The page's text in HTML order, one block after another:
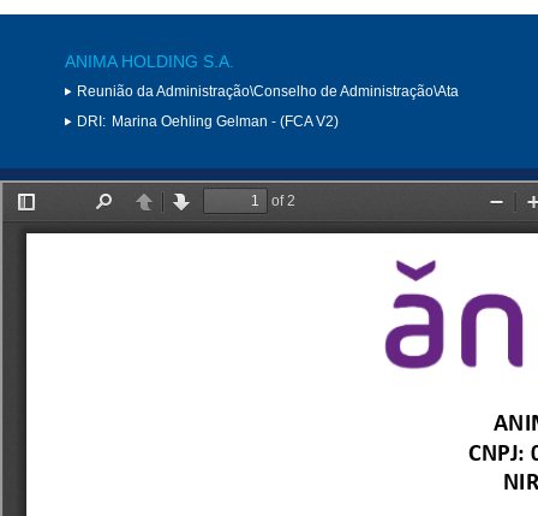
ANIMA HOLDING S.A.
Reunião da Administração\Conselho de Administração\Ata
DRI: Marina Oehling Gelman - (FCA V2)